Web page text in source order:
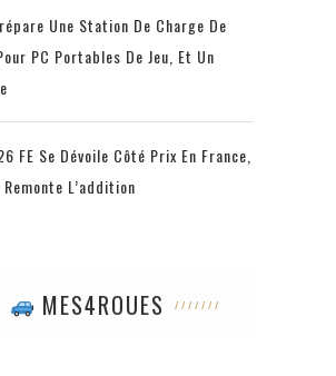
Une Station De Charge De
PC Portables De Jeu, Et Un
FE Se Dévoile Côté Prix En France,
L’addition
MES4ROUES